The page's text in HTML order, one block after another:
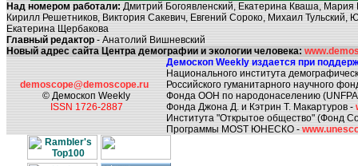
Над номером работали:Дмитрий Богоявленский, Екатерина Кваша,
Кирилл Решетников, Виктория Сакевич, Евгений Сороко, Михаил Тульский,
Екатерина Щербакова
Главный редактор- Анатолий Вишневский
Новый адрес сайта Центра демографии и экологии человека:
demoscope@demoscope.ru
© Демоскоп Weekly
ISSN 1726-2887
Демоскоп Weekly издается при
Национального института
Российского гуманитарного научного
Фонда ООН по народонаселению
Фонда Джона Д. и Кэтрин Т. Макартуров -
Института "Открытое общество" (Фонд
Программы MOST ЮНЕСКО -